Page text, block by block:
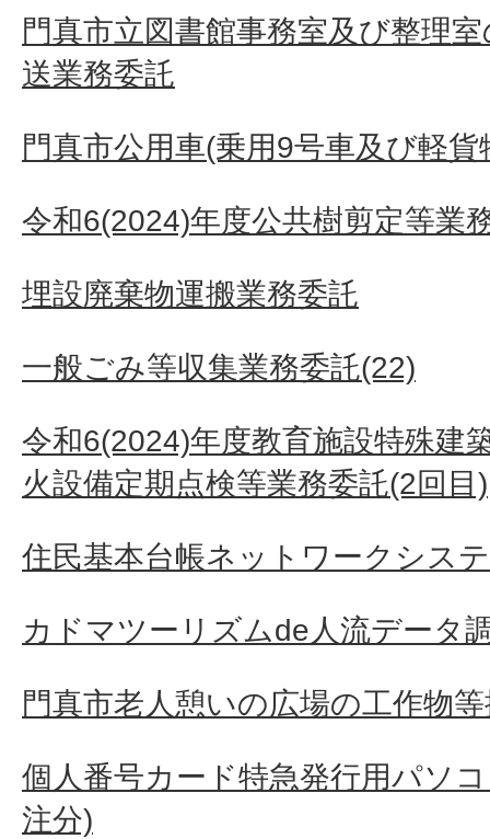
門真市立図書館事務室及び整理
送業務委託
門真市公用車(乗用9号車及び軽
令和6(2024)年度公共樹剪定等業
埋設廃棄物運搬業務委託
一般ごみ等収集業務委託(22)
令和6(2024)年度教育施設特殊建
火設備定期点検等業務委託(2回目)
住民基本台帳ネットワークシス
カドマツーリズムde人流データ
門真市老人憩いの広場の工作物
個人番号カード特急発行用パソ
注分)